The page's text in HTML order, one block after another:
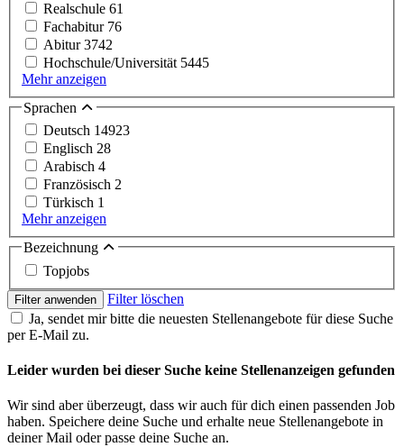
Realschule 61
Fachabitur 76
Abitur3742
Hochschule/Universität 5445
Mehr anzeigen
Sprachen
Deutsch 14923
Englisch 28
Arabisch 4
Französisch 2
Türkisch 1
Mehr anzeigen
Bezeichnung
Topjobs
Filter anwenden
Filter löschen
Ja, sendet mir bitte die neuesten Stellenangebote für diese Suche
per E-Mail zu.
Leider wurden bei dieser Suche keine Stellenanzeigen gefunden
Wir sind aber überzeugt, dass wir auch für dich einen passenden Job
haben. Speichere deine Suche und erhalte neue Stellenangebote in
deiner Mail oder passe deine Suche an.